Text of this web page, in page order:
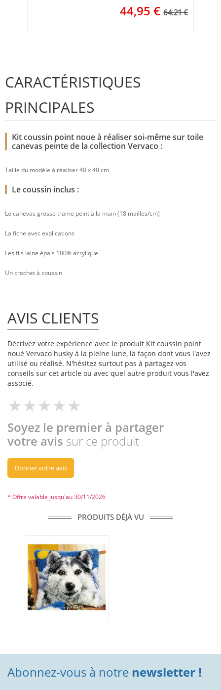
44,95 € 64.21 €
CARACTÉRISTIQUES
PRINCIPALES
Kit coussin point noue à réaliser soi-même sur toile
canevas peinte de la collection Vervaco :
Taille du modèle à réaliser 40 x 40 cm
Le coussin inclus :
Le canevas grosse trame peint à la main (18 mailles/cm)
La fiche avec explications
Les fils laine épais 100% acrylique
Un crochet à coussin
AVIS CLIENTS
Décrivez votre expérience avec le produit Kit coussin point
noué Vervaco husky à la pleine lune, la façon dont vous l'avez
utilisé ou réalisé. N'hésitez surtout pas à partagez vos
conseils sur cet article ou avec quel autre produit vous l'avez
associé.
Soyez le premier à partager
votre avis sur ce produit
Donner votre avis
* Offre valable jusqu'au 30/11/2026
PRODUITS DÉJÀ VU
Abonnez-vous à notre newsletter !